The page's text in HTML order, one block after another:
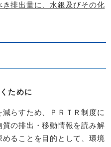
排出量に、水銀及びその化
ために
らすため、ＰＲＴＲ制度に
の排出・移動情報を読み解
ることを目的として、環境